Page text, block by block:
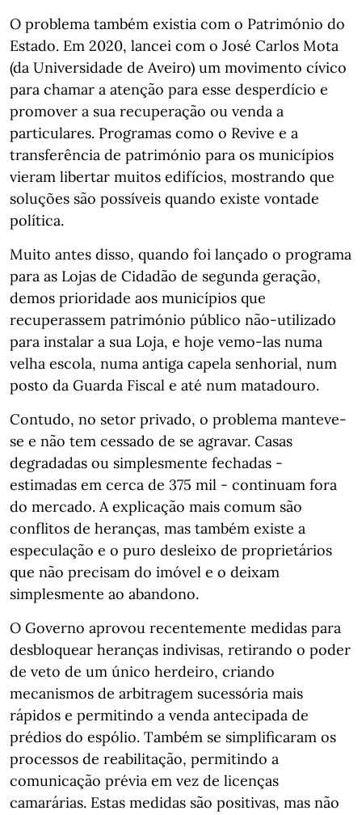
O problema também existia com o Património do
Estado. Em 2020, lancei com o José Carlos Mota
(da Universidade de Aveiro) um movimento cívico
para chamar a atenção para esse desperdício e
promover a sua recuperação ou venda a
particulares. Programas como o Revive e a
transferência de património para os municípios
vieram libertar muitos edifícios, mostrando que
soluções são possíveis quando existe vontade
política.
Muito antes disso, quando foi lançado o programa
para as Lojas de Cidadão de segunda geração,
demos prioridade aos municípios que
recuperassem património público não-utilizado
para instalar a sua Loja, e hoje vemo-las numa
velha escola, numa antiga capela senhorial, num
posto da Guarda Fiscal e até num matadouro.
Contudo, no setor privado, o problema manteve-
se e não tem cessado de se agravar. Casas
degradadas ou simplesmente fechadas -
estimadas em cerca de 375 mil - continuam fora
do mercado. A explicação mais comum são
conflitos de heranças, mas também existe a
especulação e o puro desleixo de proprietários
que não precisam do imóvel e o deixam
simplesmente ao abandono.
O Governo aprovou recentemente medidas para
desbloquear heranças indivisas, retirando o poder
de veto de um único herdeiro, criando
mecanismos de arbitragem sucessória mais
rápidos e permitindo a venda antecipada de
prédios do espólio. Também se simplificaram os
processos de reabilitação, permitindo a
comunicação prévia em vez de licenças
camarárias. Estas medidas são positivas, mas não